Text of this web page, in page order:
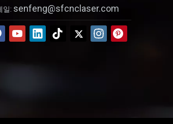
일: senfeng@sfcnclaser.com